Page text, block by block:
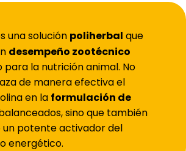
una solución poliherbal que
desempeño zootécnico
para la nutrición animal. No
de manera efectiva el
en la formulación de
sino que también
potente activador del
energético.